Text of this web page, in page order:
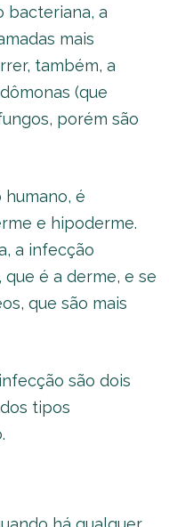
bacteriana, a
mais
também, a
(que
porém são
é
e hipoderme.
a infecção
é a derme, e se
que são mais
são dois
tipos